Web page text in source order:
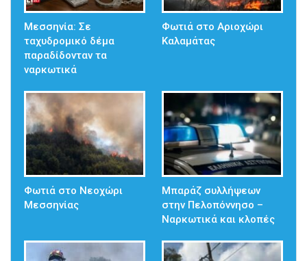
Μεσσηνία: Σε
ταχυδρομικό δέμα
παραδίδονταν τα
ναρκωτικά
Φωτιά στο Αριοχώρι
Καλαμάτας
Φωτιά στο Νεοχώρι
Μεσσηνίας
Μπαράζ συλλήψεων
στην Πελοπόννησο –
Ναρκωτικά και κλοπές